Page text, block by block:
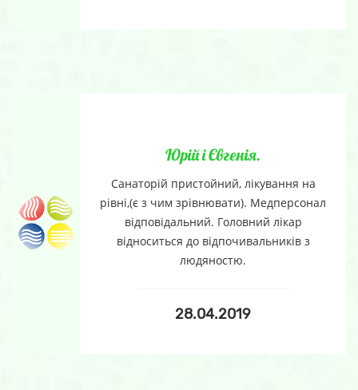
Юрій і Євгенія.
Санаторій пристойний, лікування на
рівні,(є з чим зрівнювати). Медперсонал
відповідальний. Головний лікар
відноситься до відпочивальників з
людяностю.
28.04.2019